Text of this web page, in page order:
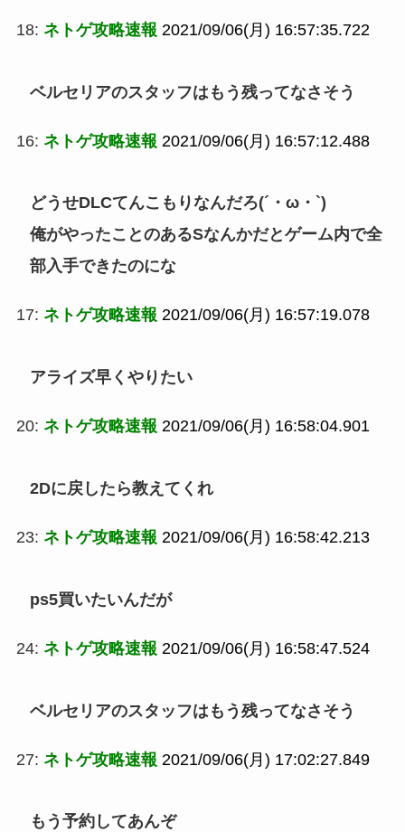
18: ネトゲ攻略速報 2021/09/06(月) 16:57:35.722
ベルセリアのスタッフはもう残ってなさそう
16: ネトゲ攻略速報 2021/09/06(月) 16:57:12.488
どうせDLCてんこもりなんだろ(´・ω・`)
俺がやったことのあるSなんかだとゲーム内で全
部入手できたのにな
17: ネトゲ攻略速報 2021/09/06(月) 16:57:19.078
アライズ早くやりたい
20: ネトゲ攻略速報 2021/09/06(月) 16:58:04.901
2Dに戻したら教えてくれ
23: ネトゲ攻略速報 2021/09/06(月) 16:58:42.213
ps5買いたいんだが
24: ネトゲ攻略速報 2021/09/06(月) 16:58:47.524
ベルセリアのスタッフはもう残ってなさそう
27: ネトゲ攻略速報 2021/09/06(月) 17:02:27.849
もう予約してあんぞ